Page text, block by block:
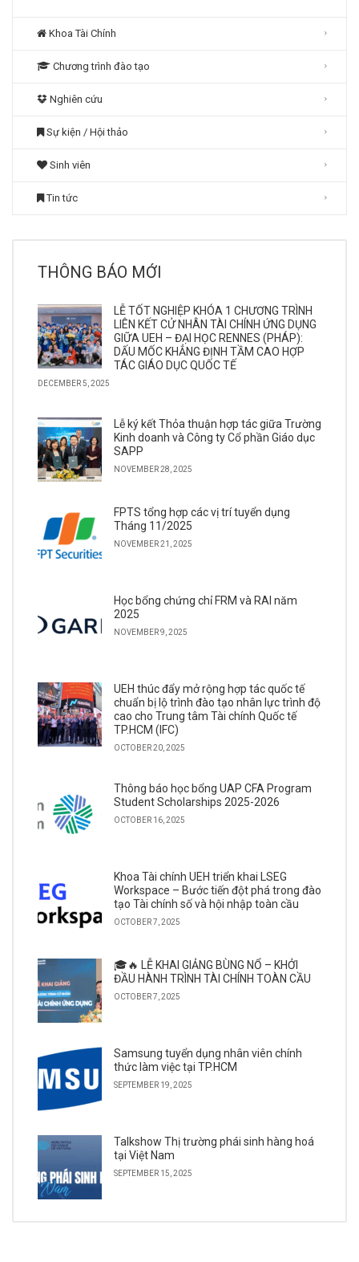
Khoa Tài Chính
Chương trình đào tạo
Nghiên cứu
Sự kiện / Hội thảo
Sinh viên
Tin tức
THÔNG BÁO MỚI
LỄ TỐT NGHIỆP KHÓA 1 CHƯƠNG TRÌNH
LIÊN KẾT CỬ NHÂN TÀI CHÍNH ỨNG DỤNG
GIỮA UEH – ĐẠI HỌC RENNES (PHÁP):
DẤU MỐC KHẲNG ĐỊNH TẦM CAO HỢP
TÁC GIÁO DỤC QUỐC TẾ
DECEMBER 5, 2025
Lễ ký kết Thỏa thuận hợp tác giữa Trường
Kinh doanh và Công ty Cổ phần Giáo dục
SAPP
NOVEMBER 28, 2025
FPTS tổng hợp các vị trí tuyển dụng
Tháng 11/2025
NOVEMBER 21, 2025
Học bổng chứng chỉ FRM và RAI năm
2025
NOVEMBER 9, 2025
UEH thúc đẩy mở rộng hợp tác quốc tế
chuẩn bị lộ trình đào tạo nhân lực trình độ
cao cho Trung tâm Tài chính Quốc tế
TP.HCM (IFC)
OCTOBER 20, 2025
Thông báo học bổng UAP CFA Program
Student Scholarships 2025-2026
OCTOBER 16, 2025
Khoa Tài chính UEH triển khai LSEG
Workspace – Bước tiến đột phá trong đào
tạo Tài chính số và hội nhập toàn cầu
OCTOBER 7, 2025
🎓🔥 LỄ KHAI GIẢNG BÙNG NỔ – KHỞI
ĐẦU HÀNH TRÌNH TÀI CHÍNH TOÀN CẦU
OCTOBER 7, 2025
Samsung tuyển dụng nhân viên chính
thức làm việc tại TP.HCM
SEPTEMBER 19, 2025
Talkshow Thị trường phái sinh hàng hoá
tại Việt Nam
SEPTEMBER 15, 2025